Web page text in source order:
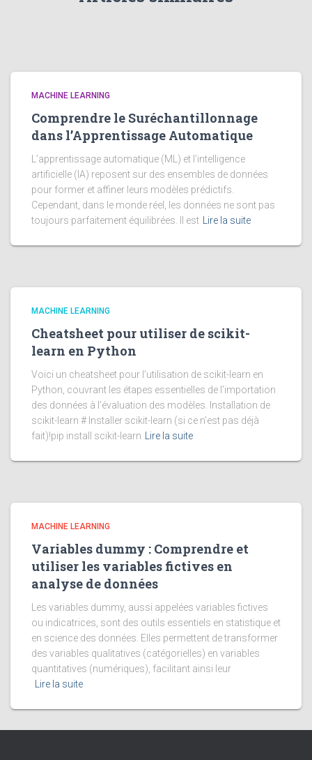
MACHINE LEARNING
Comprendre le Suréchantillonnage
dans l’Apprentissage Automatique
L’apprentissage automatique (ML) et l’intelligence
artificielle (IA) reposent sur des ensembles de données
pour former et affiner leurs modèles prédictifs.
Cependant, dans le monde réel, les données ne sont pas
toujours parfaitement équilibrées. Il est Lire la suite
MACHINE LEARNING
Cheatsheet pour utiliser de scikit-
learn en Python
Voici un cheatsheet pour l’utilisation de scikit-learn en
Python, couvrant les étapes essentielles de l’importation
des données à l’évaluation des modèles. Installation de
scikit-learn # Installer scikit-learn (si ce n'est pas déjà
fait)!pip install scikit-learn Lire la suite
MACHINE LEARNING
Variables dummy : Comprendre et
utiliser les variables fictives en
analyse de données
Les variables dummy, aussi appelées variables fictives
ou indicatrices, sont des outils essentiels en statistique et
en science des données. Elles permettent de transformer
des variables qualitatives (catégorielles) en variables
quantitatives (numériques), facilitant ainsi leur
Lire la suite